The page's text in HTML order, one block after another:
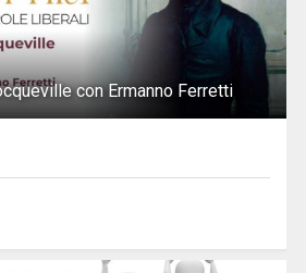
con Ermanno Ferretti